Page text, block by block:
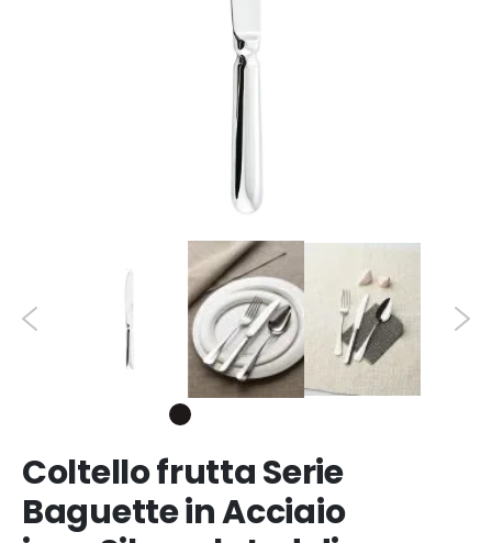
Coltello frutta Serie
Baguette in Acciaio